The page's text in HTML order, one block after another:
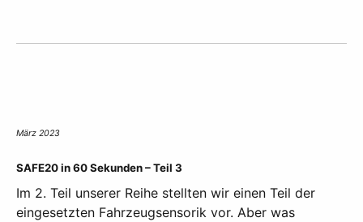
März 2023
SAFE20 in 60 Sekunden – Teil 3
Im 2. Teil unserer Reihe stellten wir einen Teil der
eingesetzten Fahrzeugsensorik vor. Aber was